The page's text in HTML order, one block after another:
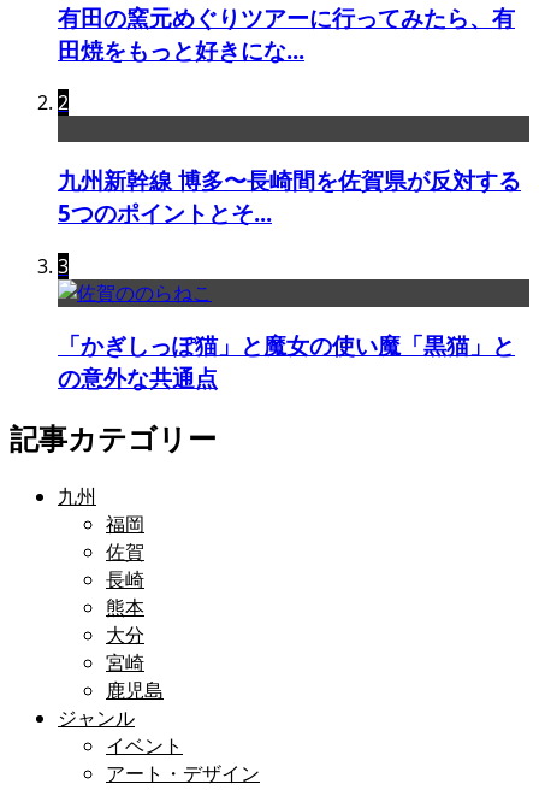
有田の窯元めぐりツアーに行ってみたら、有
田焼をもっと好きにな...
2
九州新幹線 博多〜長崎間を佐賀県が反対する
5つのポイントとそ...
3
「かぎしっぽ猫」と魔女の使い魔「黒猫」と
の意外な共通点
記事カテゴリー
九州
福岡
佐賀
長崎
熊本
大分
宮崎
鹿児島
ジャンル
イベント
アート・デザイン